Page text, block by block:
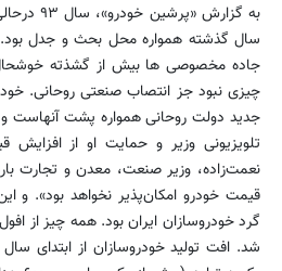
به گزارش
سال گذشته همواره محل بحث و جدل بود.
جاده مخصوصی ها بیش از گشذته
چیزی نبود جز انتصاب صنعتی روحانی.
جدید دولت روحانی همواره پشت آنهاست
تلویزیونی وزیر و حمایت او از
نعمت‌زاده، وزیر صنعت، معدن و تجارت
قیمت خودرو امکان‌پذیر نخواهد بود». و
گرد خودروسازان ایران بود. همه چیز از